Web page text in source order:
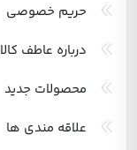
حریم خصوصی
درباره عاطف کالا
محصولات جدید
علاقه مندی ها